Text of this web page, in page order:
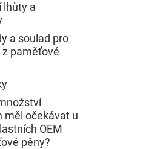
lhůty a
a soulad pro
paměťové
měl očekávat u
OEM
pěny?